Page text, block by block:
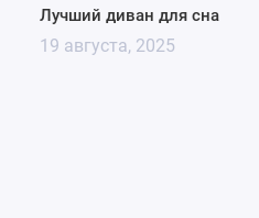
Лучший диван для сна
19 августа, 2025